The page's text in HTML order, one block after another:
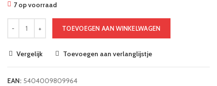
7 op voorraad
TOEVOEGEN AAN WINKELWAGEN
Vergelijk Toevoegen aan verlanglijstje
EAN: 5404009809964